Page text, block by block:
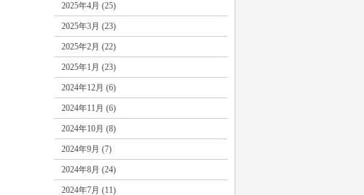
2025年4月 (25)
2025年3月 (23)
2025年2月 (22)
2025年1月 (23)
2024年12月 (6)
2024年11月 (6)
2024年10月 (8)
2024年9月 (7)
2024年8月 (24)
2024年7月 (11)